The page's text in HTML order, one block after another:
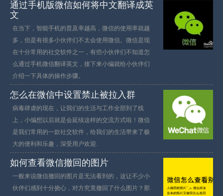
通过手机版微信如何将中文翻译成英
文
在当下，智能手机的普及率越高，微信的使用率就越
多，但是有很多小伙伴们不太会使用微信。微信是现
在十分常用的社交软件之一，有些小伙伴们不知道怎
么通过手机微信翻译英文，接下来小编就给小伙伴们
介绍一下具体的操作步骤。
怎么在微信中设置禁止被拉入群
病毒肆虐的现在，让我们的生活与工作全部到了线
上，小编想以后就是会延续这样的交流方式啦！微信
是我们常用的一款社交软件，给我们的生活带来了极
大的便利和乐趣，深受用户欢迎.
如何查看微信撤回的图片
一般来说微信撤回的图片是无法看到的，这让不少小
伙伴们感到十分挠心，对方究竟撤回了什么图片？那